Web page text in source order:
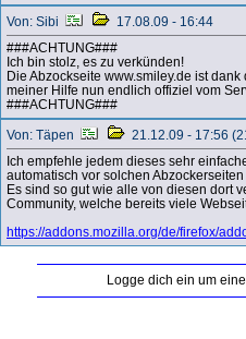
Von: Sibi
17.08.09 - 16:44
###ACHTUNG###
Ich bin stolz, es zu verkünden!
Die Abzockseite www.smiley.de ist
meiner Hilfe nun endlich offiziel vom
###ACHTUNG###
Von: Täpen
21.12.09 - 17:56
Ich empfehle jedem dieses sehr
automatisch vor solchen Abzockerseiten
Es sind so gut wie alle von diesen dort
Community, welche bereits viele
https://addons.mozilla.org/de/firefox/
Logge dich ein um